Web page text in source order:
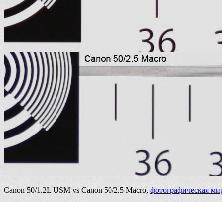
Canon 50/1.2L USM vs Canon 50/2.5 Macro, фотографическая